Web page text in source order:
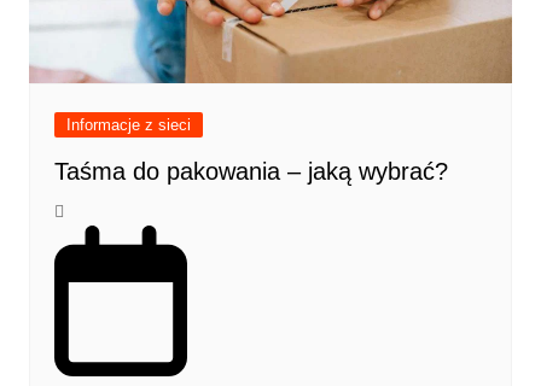
Informacje z sieci
Taśma do pakowania – jaką wybrać?